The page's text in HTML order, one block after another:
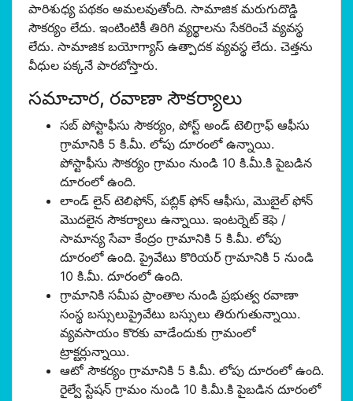
పారిశుధ్య పథకం అమలవుతోంది. సామాజిక మరుగుదొడ్డి
సౌకర్యం లేదు. ఇంటింటికీ తిరిగి వ్యర్థాలను సేకరించే వ్యవస్థ
లేదు. సామాజిక బయోగ్యాస్ ఉత్పాదక వ్యవస్థ లేదు. చెత్తను
వీధుల పక్కనే పారబోస్తారు.
సమాచార, రవాణా సౌకర్యాలు
సబ్ పోస్టాఫీసు సౌకర్యం, పోస్ట్ అండ్ టెలిగ్రాఫ్ ఆఫీసు
గ్రామానికి 5 కి.మీ. లోపు దూరంలో ఉన్నాయి.
పోస్టాఫీసు సౌకర్యం గ్రామం నుండి 10 కి.మీ.కి పైబడిన
దూరంలో ఉంది.
లాండ్ లైన్ టెలిఫోన్, పబ్లిక్ ఫోన్ ఆఫీసు, మొబైల్ ఫోన్
మొదలైన సౌకర్యాలు ఉన్నాయి. ఇంటర్నెట్ కెఫె /
సామాన్య సేవా కేంద్రం గ్రామానికి 5 కి.మీ. లోపు
దూరంలో ఉంది. ప్రైవేటు కొరియర్ గ్రామానికి 5 నుండి
10 కి.మీ. దూరంలో ఉంది.
గ్రామానికి సమీప ప్రాంతాల నుండి ప్రభుత్వ రవాణా
సంస్థ బస్సులుప్రైవేటు బస్సులు తిరుగుతున్నాయి.
వ్యవసాయం కొరకు వాడేందుకు గ్రామంలో
ట్రాక్టర్లున్నాయి.
ఆటో సౌకర్యం గ్రామానికి 5 కి.మీ. లోపు దూరంలో ఉంది.
రైల్వే స్టేషన్ గ్రామం నుండి 10 కి.మీ.కి పైబడిన దూరంలో